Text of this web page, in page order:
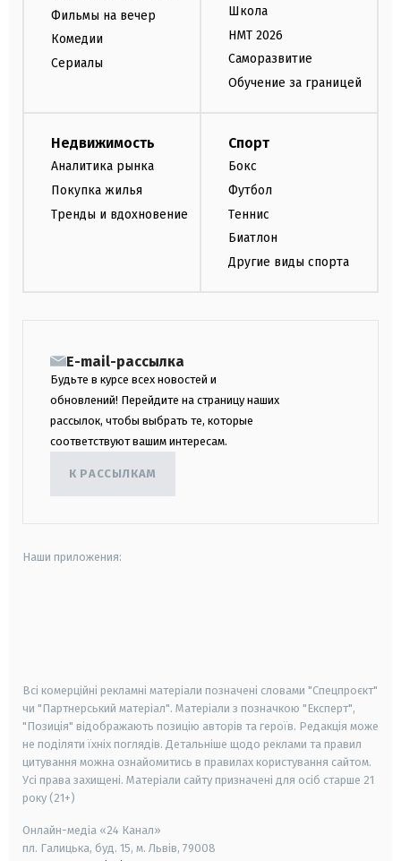
Фильмы на вечер
Комедии
Сериалы
Школа
НМТ 2026
Саморазвитие
Обучение за границей
Недвижимость
Аналитика рынка
Покупка жилья
Тренды и вдохновение
Спорт
Бокс
Футбол
Теннис
Биатлон
Другие виды спорта
E-mail-рассылка
Будьте в курсе всех новостей и
обновлений! Перейдите на страницу наших
рассылок, чтобы выбрать те, которые
соответствуют вашим интересам.
К РАССЫЛКАМ
Наши приложения:
Всі комерційні рекламні матеріали позначені словами "Спецпроєкт"
чи "Партнерський матеріал". Матеріали з позначкою "Експерт",
"Позиція" відображають позицію авторів та героїв. Редакція може
не поділяти їхніх поглядів. Детальніше щодо реклами та правил
цитування можна ознайомитись в правилах користування сайтом.
Усі права захищені. Матеріали сайту призначені для осіб старше 21
року (21+)
Онлайн-медіа «24 Канал»
пл. Галицька, буд. 15, м. Львів, 79008